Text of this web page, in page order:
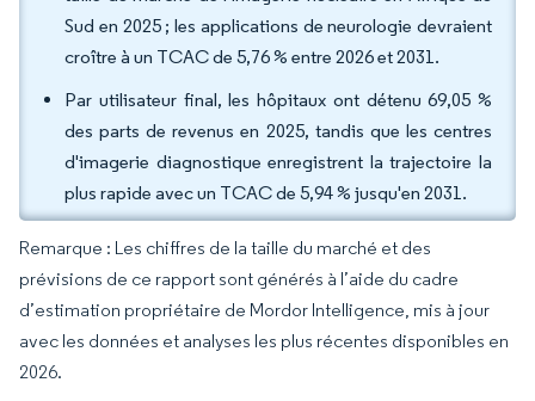
Sud en 2025 ; les applications de neurologie devraient
croître à un TCAC de 5,76 % entre 2026 et 2031.
Par utilisateur final, les hôpitaux ont détenu 69,05 %
des parts de revenus en 2025, tandis que les centres
d'imagerie diagnostique enregistrent la trajectoire la
plus rapide avec un TCAC de 5,94 % jusqu'en 2031.
Remarque : Les chiffres de la taille du marché et des
prévisions de ce rapport sont générés à l’aide du cadre
d’estimation propriétaire de Mordor Intelligence, mis à jour
avec les données et analyses les plus récentes disponibles en
2026.